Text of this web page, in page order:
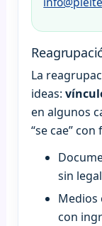
La
ideas:
en algunos
“se cae”
sin
Medios
con